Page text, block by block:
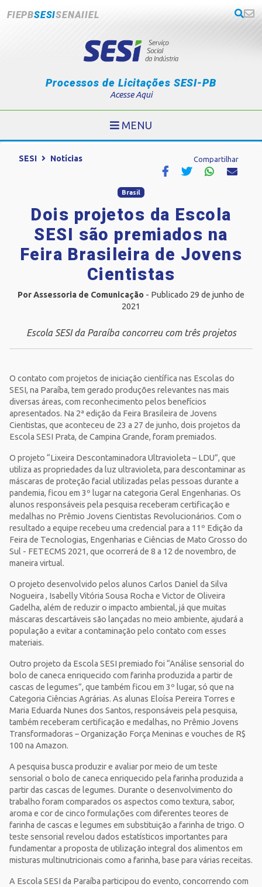
FIEPBSESISENAIIEL
Processos de Licitações SESI-PB
Acesse Aqui
MENU
SESI Notícias Compartilhar
Brasil
Dois projetos da Escola
SESI são premiados na
Feira Brasileira de Jovens
Cientistas
Por Assessoria de Comunicação - Publicado 29 de junho de
2021
Escola SESI da Paraíba concorreu com três projetos
O contato com projetos de iniciação científica nas Escolas do
SESI, na Paraíba, tem gerado produções relevantes nas mais
diversas áreas, com reconhecimento pelos benefícios
apresentados. Na 2ª edição da Feira Brasileira de Jovens
Cientistas, que aconteceu de 23 a 27 de junho, dois projetos da
Escola SESI Prata, de Campina Grande, foram premiados.
O projeto “Lixeira Descontaminadora Ultravioleta – LDU”, que
utiliza as propriedades da luz ultravioleta, para descontaminar as
máscaras de proteção facial utilizadas pelas pessoas durante a
pandemia, ficou em 3º lugar na categoria Geral Engenharias. Os
alunos responsáveis pela pesquisa receberam certificação e
medalhas no Prêmio Jovens Cientistas Revolucionários. Com o
resultado a equipe recebeu uma credencial para a 11º Edição da
Feira de Tecnologias, Engenharias e Ciências de Mato Grosso do
Sul - FETECMS 2021, que ocorrerá de 8 a 12 de novembro, de
maneira virtual.
O projeto desenvolvido pelos alunos Carlos Daniel da Silva
Nogueira , Isabelly Vitória Sousa Rocha e Victor de Oliveira
Gadelha, além de reduzir o impacto ambiental, já que muitas
máscaras descartáveis são lançadas no meio ambiente, ajudará a
população a evitar a contaminação pelo contato com esses
materiais.
Outro projeto da Escola SESI premiado foi “Análise sensorial do
bolo de caneca enriquecido com farinha produzida a partir de
cascas de legumes”, que também ficou em 3º lugar, só que na
Categoria Ciências Agrárias. As alunas Eloísa Pereira Torres e
Maria Eduarda Nunes dos Santos, responsáveis pela pesquisa,
também receberam certificação e medalhas, no Prêmio Jovens
Transformadoras – Organização Força Meninas e vouches de R$
100 na Amazon.
A pesquisa busca produzir e avaliar por meio de um teste
sensorial o bolo de caneca enriquecido pela farinha produzida a
partir das cascas de legumes. Durante o desenvolvimento do
trabalho foram comparados os aspectos como textura, sabor,
aroma e cor de cinco formulações com diferentes teores de
farinha de cascas e legumes em substituição a farinha de trigo. O
teste sensorial revelou dados estatísticos importantes para
fundamentar a proposta de utilização integral dos alimentos em
misturas multinutricionais como a farinha, base para várias receitas.
A Escola SESI da Paraíba participou do evento, concorrendo com